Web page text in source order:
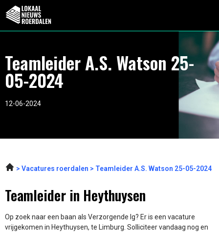
Teamleider A.S. Watson 25-
05-2024
12-06-2024
Vacatures roerdalen Teamleider A.S. Watson 25-05-2024
Teamleider in Heythuysen
Op zoek naar een baan als Verzorgende Ig? Er is een vacature
vrijgekomen in Heythuysen, te Limburg. Solliciteer vandaag nog en